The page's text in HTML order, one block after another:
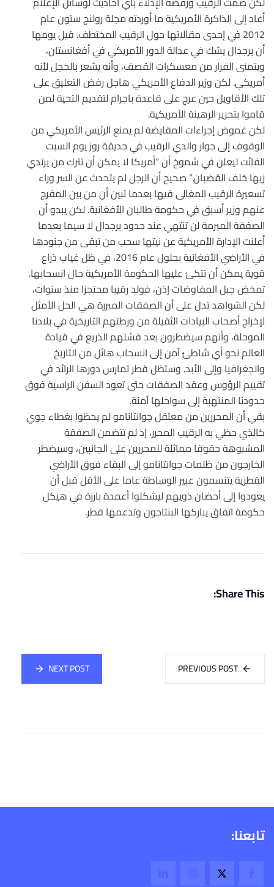
أعاد إلى الذاكرة الأمريكية ما أوردته مجلة رولنج ستون عام
2012 في إحدى مقالاتها حول الرقيب المختطف. قيل يومها
أن برجدال يشك في عدالة الدور الأمريكي في أفغانستان،
ويتمنى الفرار من معسكرات القصف، وأنه يشعر بالخجل لأنه
أمريكي. لكن وزير الدفاع الأمريكي هاجل رفض التعليق على
تلك الأقاويل حين عرج على قاعدة باجرام لتقديم التحية لمن
قاموا بتحرير الرهينة الأمريكية.
لكن غموض إجراءات المقايضة لم يمنع الرئيس الأمريكي من
الوقوف إلى جوار والدي الرقيب في حديقة روز يوم السبت
الفائت ليعلن في شموخ أن “أمريكا لا يمكن أن تترك من يرتدي
زيها خلف القضبان.” صحيح أن الرجل لم يتحدث عن السر وراء
تسعيرة الرقيب المغالى فيها بعدما تبين أن من بين المفرج
عنهم وزير أسبق في حكومة طالبان الأفغانية. لكن يبدو أن
الصفقة المبرمة لن تنتهي عند حدود برجدال لا سيما بعدما
أعلنت الإدارة الأمريكية عن نيتها سحب من تبقى من جنودها
في الأراضي الأفغانية بحلول عام 2016، في ظل غياب ذراع
قوية يمكن أن تتكئ عليها الحكومة الأمريكية حال انسحابها.
تمخض جبل المفاوضات إذن، فولد رقيبا محتجزا منذ سنوات،
لكن الشواهد تدل على أن الصفقات المبررة هي الحل الأمثل
لإخراج أصحاب البيادات الثقيلة من ورطتهم التاريخية في بلادنا
الموحلة، وأنهم سيضطرون بعد فشلهم الذريع في قيادة
العالم نحو أي شاطئ آمن إلى انسحاب هائل من التاريخ
والجغرافيا وإلى الأبد. وستظل قطر تمارس دورها الرائد في
تقييم الرؤوس وعقد الصفقات حتى تعود السفن الراسية فوق
حدودنا المنتهبة إلى سواحلها آمنة.
بقي أن المحررين من معتقل جوانتانامو لم يحظوا بغطاء جوي
كالذي حظي به الرقيب المحرر، إذ لم تتضمن الصفقة
المشبوهة حقوقا مماثلة للمحررين على الجانبين، وسيضطر
الخارجون من ظلمات جوانتانامو إلى البقاء فوق الأراضي
القطرية يتنسمون عبير الوساطة عاما على الأقل قبل أن
يعودوا إلى أحضان ذويهم ليشكلوا أعمدة بارزة في هيكل
حكومة اتفاق يباركها البنتاجون وتدعمها قطر.
Share This:
PREVIOUS POST
NEXT POST
تابعنا: